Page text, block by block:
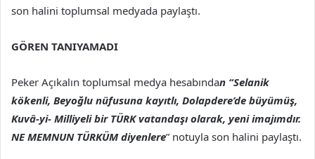
son halini toplumsal medyada paylaştı.
GÖREN TANIYAMADI
Peker Açıkalın toplumsal medya hesabından “Selanik
kökenli, Beyoğlu nüfusuna kayıtlı, Dolapdere’de büyümüş,
Kuvâ-yi- Milliyeli bir TÜRK vatandaşı olarak, yeni imajımdır.
NE MEMNUN TÜRKÜM diyenlere” notuyla son halini paylaştı.